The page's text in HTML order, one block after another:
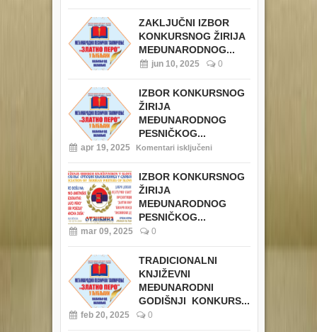
ZAKLJUČNI IZBOR
KONKURSNOG ŽIRIJA
MEĐUNARODNOG...
jun 10, 2025 0
IZBOR KONKURSNOG
ŽIRIJA
MEĐUNARODNOG
PESNIČKOG...
apr 19, 2025 Komentari isključeni
IZBOR KONKURSNOG
ŽIRIJA
MEĐUNARODNOG
PESNIČKOG...
mar 09, 2025 0
TRADICIONALNI
KNJIŽEVNI
MEĐUNARODNI
GODIŠNJI KONKURS...
feb 20, 2025 0